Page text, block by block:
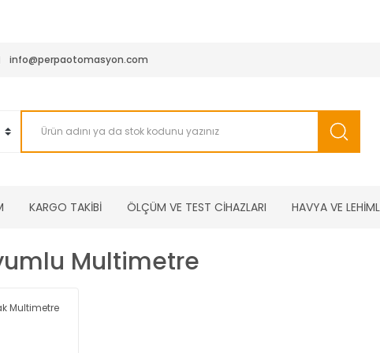
info@perpaotomasyon.com
KARGO TAKİBİ ÖLÇÜM VE TEST CİHAZLARI HAVYA VE
Multimetre